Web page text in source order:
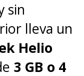
sin
lleva un
Helio
3 GB o 4